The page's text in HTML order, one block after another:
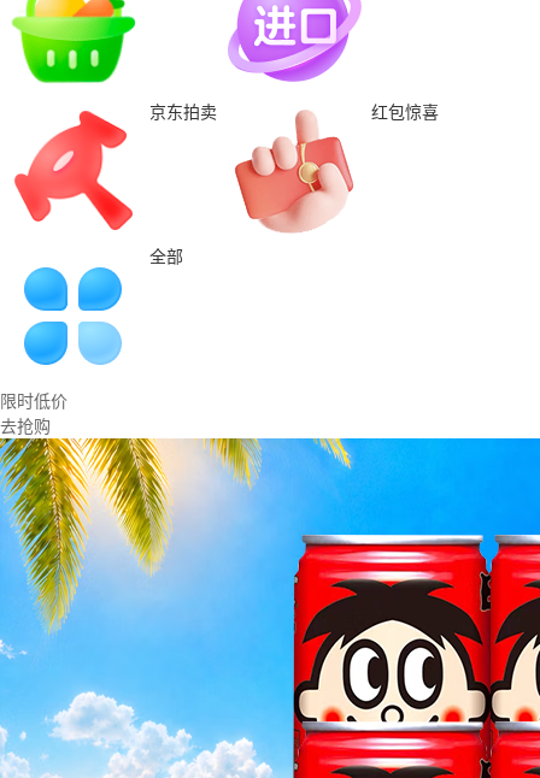
京东拍卖 红包惊喜
全部
限时低价
去抢购